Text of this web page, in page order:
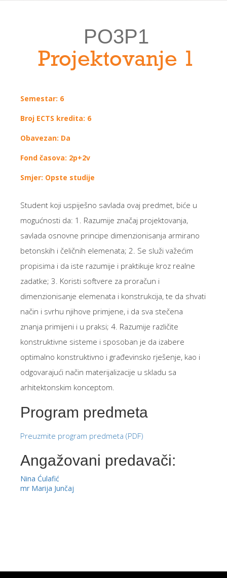
PO3P1
Projektovanje 1
Semestar: 6
Broj ECTS kredita: 6
Obavezan: Da
Fond časova: 2p+2v
Smjer: Opste studije
Student koji uspiješno savlada ovaj predmet, biće u
mogućnosti da: 1. Razumije značaj projektovanja,
savlada osnovne principe dimenzionisanja armirano
betonskih i čeličnih elemenata; 2. Se služi važećim
propisima i da iste razumije i praktikuje kroz realne
zadatke; 3. Koristi softvere za proračun i
dimenzionisanje elemenata i konstrukcija, te da shvati
način i svrhu njihove primjene, i da sva stečena
znanja primijeni i u praksi; 4. Razumije različite
konstruktivne sisteme i sposoban je da izabere
optimalno konstruktivno i građevinsko rješenje, kao i
odgovarajući način materijalizacije u skladu sa
arhitektonskim konceptom.
Program predmeta
Preuzmite program predmeta (PDF)
Angažovani predavači:
Nina Ćulafić
mr Marija Junčaj